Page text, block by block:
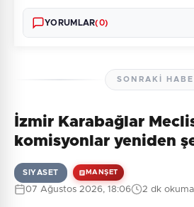
YORUMLAR(0)
Henüz yorum yapılmamış. İlk
SONRAKI
İzmir Karabağlar
komisyonlar yeniden
SIYASET MANŞET
07 Ağustos 2026, 18:06 2 dk okuma